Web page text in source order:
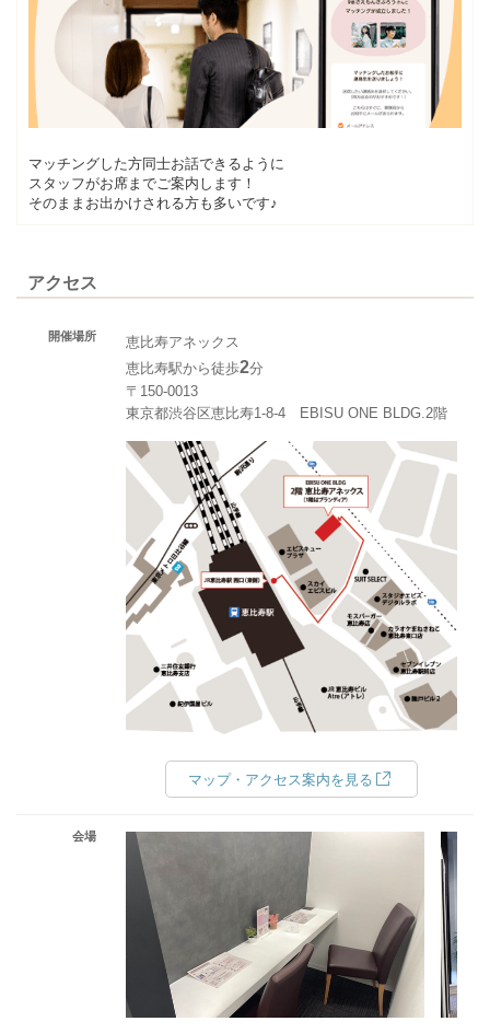
マッチングした方同士お話できるように
スタッフがお席までご案内します！
そのままお出かけされる方も多いです♪
アクセス
開催場所
恵比寿アネックス
恵比寿駅から徒歩2分
〒150-0013
東京都渋谷区恵比寿1-8-4 EBISU ONE BLDG.2階
マップ・アクセス案内を見る
会場